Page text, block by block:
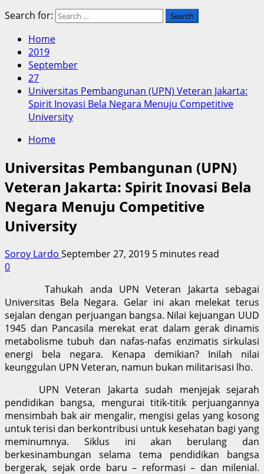
Search for:
Home
2019
September
27
Universitas Pembangunan (UPN) Veteran Jakarta:
Spirit Inovasi Bela Negara Menuju Competitive
University
Home
Universitas Pembangunan (UPN)
Veteran Jakarta: Spirit Inovasi Bela
Negara Menuju Competitive
University
Soroy Lardo September 27, 2019 5 minutes read
0
Tahukah anda UPN Veteran Jakarta sebagai
Universitas Bela Negara. Gelar ini akan melekat terus
sejalan dengan perjuangan bangsa. Nilai kejuangan UUD
1945 dan Pancasila merekat erat dalam gerak dinamis
metabolisme tubuh dan nafas-nafas enzimatis sirkulasi
energi bela negara. Kenapa demikian? Inilah nilai
keunggulan UPN Veteran, namun bukan militarisasi lho.
UPN Veteran Jakarta sudah menjejak sejarah
pendidikan bangsa, mengurai titik-titik perjuangannya
mensimbah bak air mengalir, mengisi gelas yang kosong
untuk terisi dan berkontribusi untuk kesehatan bagi yang
meminumnya. Siklus ini akan berulang dan
berkesinambungan selama tema pendidikan bangsa
bergerak, sejak orde baru – reformasi – dan milenial.